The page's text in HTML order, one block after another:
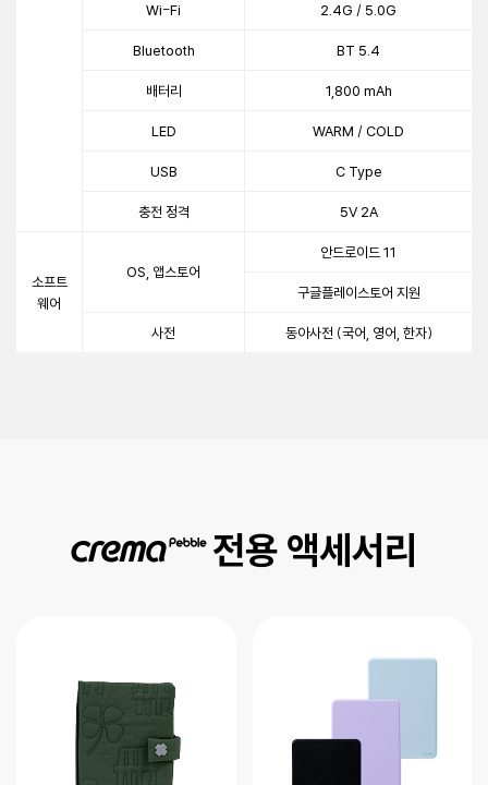
Wi-Fi 2.4G / 5.0G
Bluetooth BT 5.4
배터리 1,800 mAh
LED WARM / COLD
USB C Type
충전 정격 5V 2A
소프트
웨어
OS, 앱스토어
안드로이드 11
구글플레이스토어 지원
사전 동아사전 (국어, 영어, 한자)
전용 액세서리